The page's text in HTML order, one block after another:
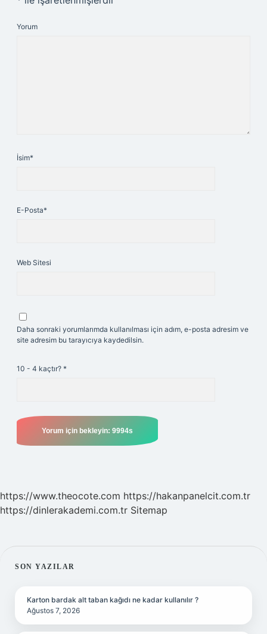
Yorum
İsim*
E-Posta*
Web Sitesi
Daha sonraki yorumlarımda kullanılması için adım, e-posta adresim ve
site adresim bu tarayıcıya kaydedilsin.
10 - 4 kaçtır? *
https://www.theocote.com https://hakanpanelcit.com.tr
https://dinlerakademi.com.tr Sitemap
SIDEBAR
SON YAZILAR
Karton bardak alt taban kağıdı ne kadar kullanılır ?
Ağustos 7, 2026